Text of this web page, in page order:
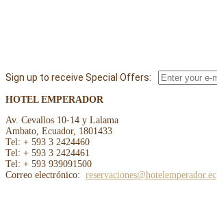
Sign up to receive Special Offers:
HOTEL EMPERADOR
Av. Cevallos 10-14 y Lalama
Ambato, Ecuador, 1801433
Tel: + 593 3 2424460
Tel: + 593 3 2424461
Tel: + 593 939091500
Correo electrónico: reservaciones@hotelemperador.ec